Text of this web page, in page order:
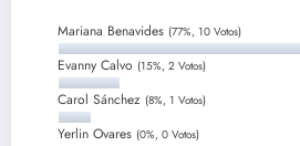
Mariana Benavides (77%, 10 Votos)
Evanny Calvo (15%, 2 Votos)
Carol Sánchez (8%, 1 Votos)
Yerlin Ovares (0%, 0 Votos)